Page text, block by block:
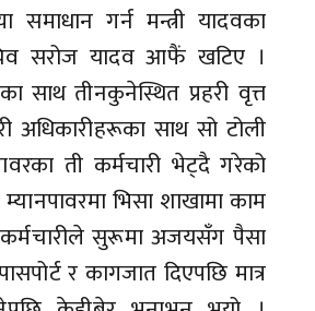
गर्न मन्त्री यादवका
सरोज यादव आफैं खटिए ।
साथ तीनकुनेस्थित प्रहरी वृत्त
अधिकारीहरूका साथ सो टोली
ती कर्मचारी भेट्दै गरेको
भिसा शाखामा काम
कर्मचारीले सुरूमा अजयसँग पैसा
र कागजात दिएपछि मात्र